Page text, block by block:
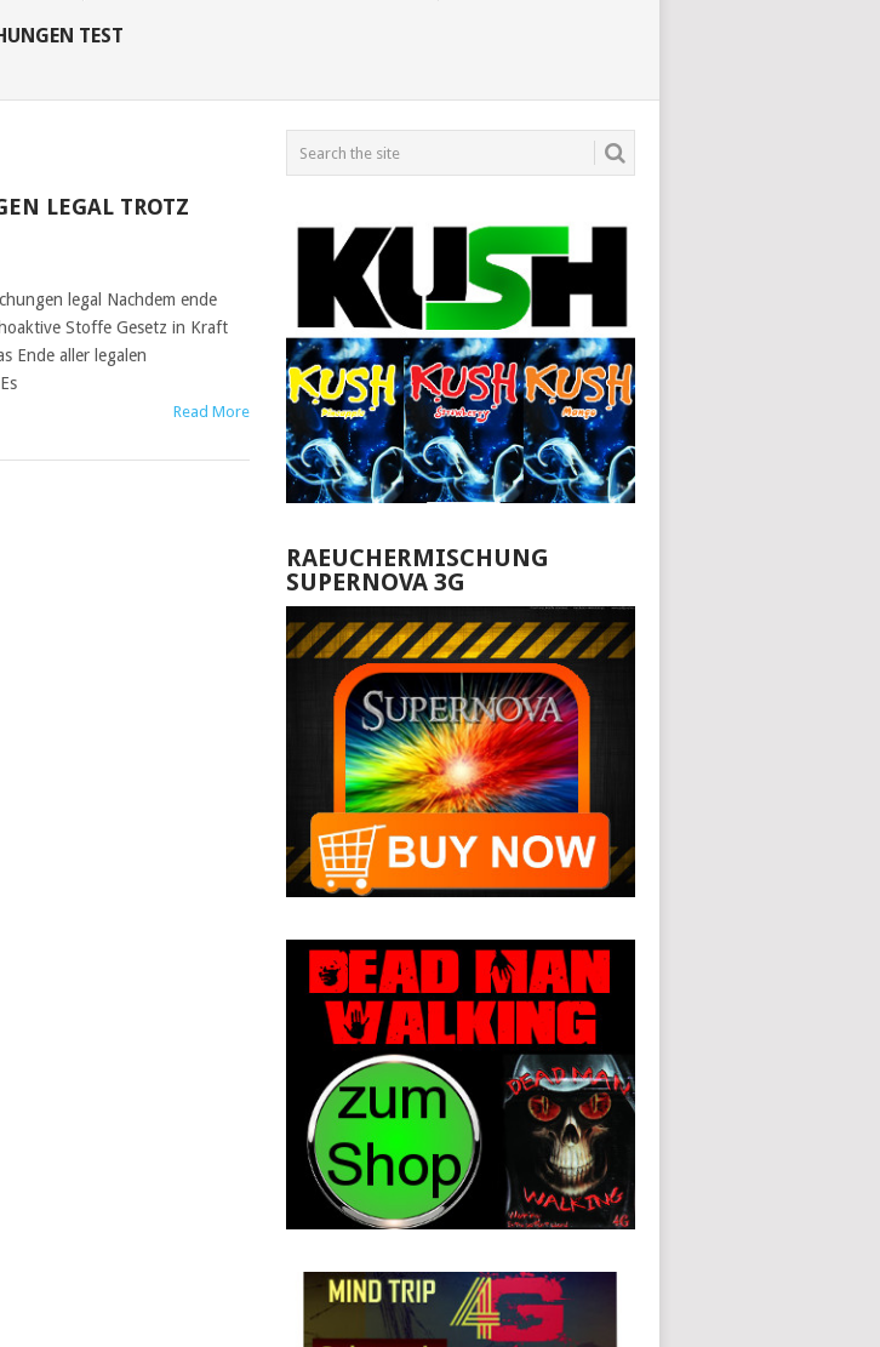
TEST
LEGAL TROTZ
legal Nachdem ende
Stoffe Gesetz in Kraft
Ende aller legalen
Read More
RAEUCHERMISCHUNG
SUPERNOVA 3G